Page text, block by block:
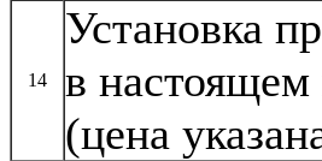
14
Установка
в
(цена